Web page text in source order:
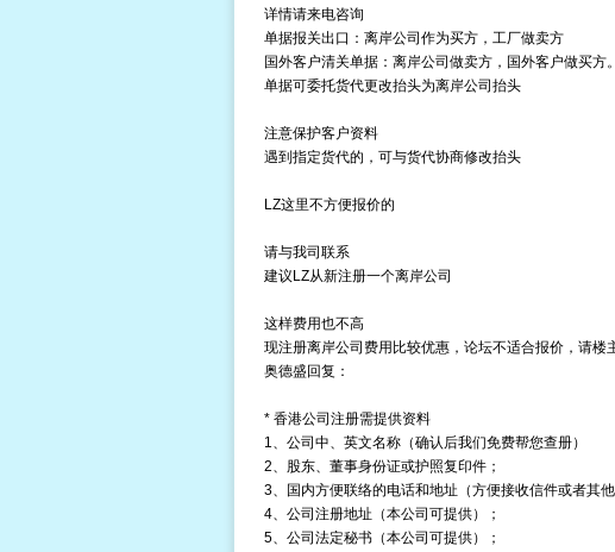
详情请来电咨询
单据报关出口：离岸公司作为买方，工厂做卖方
国外客户清关单据：离岸公司做卖方，国外客户做买方。
单据可委托货代更改抬头为离岸公司抬头
注意保护客户资料
遇到指定货代的，可与货代协商修改抬头
LZ这里不方便报价的
请与我司联系
建议LZ从新注册一个离岸公司
这样费用也不高
现注册离岸公司 费用比较优惠，论坛不适合报价，请楼
奥德盛回复：
* 香港公司注册需提供资料
1、公司中、英文名称（确认后我们免费帮您查册）
2、股东、董事身份证或护照复印件；
3、国内方便联络的电话和地址（方便接收信件或者其他
4、公司注册地址（本公司可提供）；
5、公司法定秘书（本公司可提供）；